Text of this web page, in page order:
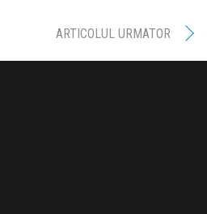
ARTICOLUL URMATOR